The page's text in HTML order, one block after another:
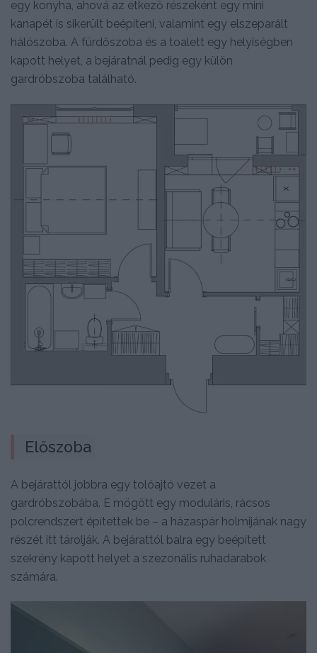
egy konyha, ahová az étkező részeként egy mini
kanapét is sikerült beépíteni, valamint egy elszeparált
hálószoba. A fürdőszoba és a toalett egy helyiségben
kapott helyet, a bejáratnál pedig egy külön
gardróbszoba található.
Előszoba
A bejárattól jobbra egy tolóajtó vezet a
gardróbszobába. E mögött egy moduláris, rácsos
polcrendszert építettek be – a házaspár holmijának nagy
részét itt tárolják. A bejárattól balra egy beépített
szekrény kapott helyet a szezonális ruhadarabok
számára.